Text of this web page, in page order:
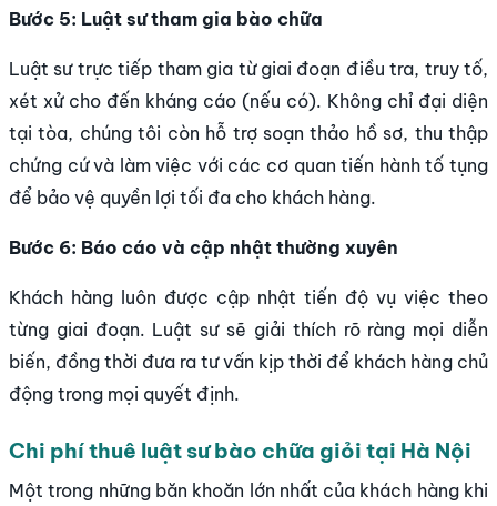
Bước 5: Luật sư tham gia bào chữa
Luật sư trực tiếp tham gia từ giai đoạn điều tra, truy tố,
xét xử cho đến kháng cáo (nếu có). Không chỉ đại diện
tại tòa, chúng tôi còn hỗ trợ soạn thảo hồ sơ, thu thập
chứng cứ và làm việc với các cơ quan tiến hành tố tụng
để bảo vệ quyền lợi tối đa cho khách hàng.
Bước 6: Báo cáo và cập nhật thường xuyên
Khách hàng luôn được cập nhật tiến độ vụ việc theo
từng giai đoạn. Luật sư sẽ giải thích rõ ràng mọi diễn
biến, đồng thời đưa ra tư vấn kịp thời để khách hàng chủ
động trong mọi quyết định.
Chi phí thuê luật sư bào chữa giỏi tại Hà Nội
Một trong những băn khoăn lớn nhất của khách hàng khi